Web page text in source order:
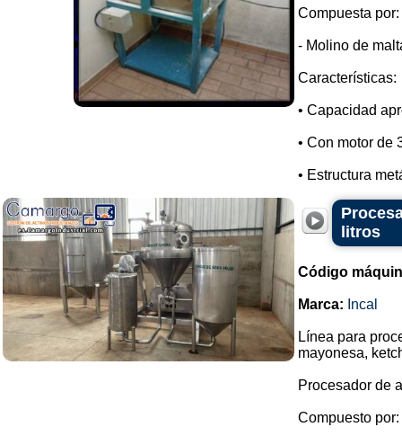
Compuesta por:
- Molino de
Características:
• Capacidad
• Con motor de
• Estructura
litros
Código
Marca: Incal
Línea para
mayonesa,
Procesador de
Compuesto por: